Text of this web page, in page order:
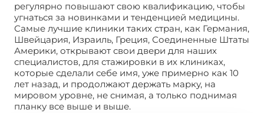
регулярно повышают свою квалификацию, чтобы
угнаться за новинками и тенденцией медицины.
Самые лучшие клиники таких стран, как Германия,
Швейцария, Израиль, Греция, Соединенные Штаты
Америки, открывают свои двери для наших
специалистов, для стажировки в их клиниках,
которые сделали себе имя, уже примерно как 10
лет назад, и продолжают держать марку, на
мировом уровне, не снимая, а только поднимая
планку все выше и выше.